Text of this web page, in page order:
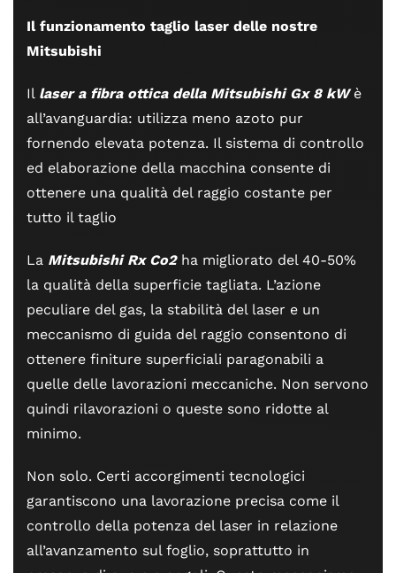
Il funzionamento taglio laser delle nostre
Mitsubishi
Il laser a fibra ottica della Mitsubishi Gx 8 kWè
all’avanguardia: utilizza meno azoto pur
fornendo elevata potenza. Il sistema di controllo
ed elaborazione della macchina consente di
ottenere una qualità del raggio costante per
tutto il taglio
La Mitsubishi Rx Co2ha migliorato del 40-50%
la qualità della superficie tagliata. L’azione
peculiare del gas, la stabilità del laser e un
meccanismo di guida del raggio consentono di
ottenere finiture superficiali paragonabili a
quelle delle lavorazioni meccaniche. Non servono
quindi rilavorazioni o queste sono ridotte al
minimo.
Non solo. Certi accorgimenti tecnologici
garantiscono una lavorazione precisa come il
controllo della potenza del laser in relazione
all’avanzamento sul foglio, soprattutto in